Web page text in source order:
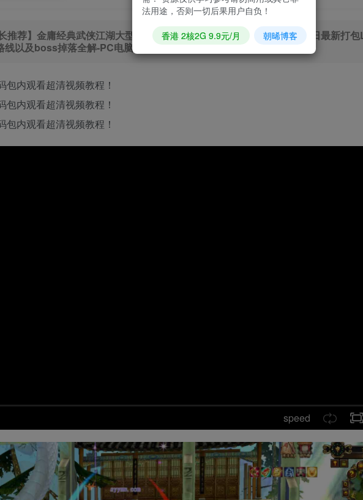
推荐】金庸经典武侠江湖大型3D唯美画风精品PK类端游-2023年7月30日最新打
以及boss掉落全解-PC电脑客户端-大背包-多功能GM工具！
内观看超清视频教程！
内观看超清视频教程！
内观看超清视频教程！
speed
法用途，否则一切后果用户自负！
香港 2核2G 9.9元/月 朝晞博客